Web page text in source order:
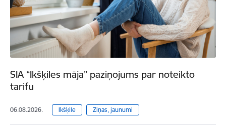
SIA “Ikšķiles māja” paziņojums par noteikto
tarifu
06.08.2026. Ikšķile Ziņas, jaunumi